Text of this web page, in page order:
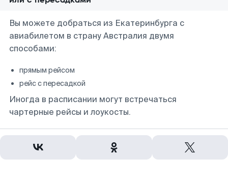
Вы можете добраться из Екатеринбурга с
авиабилетом в страну Австралия двумя
способами:
прямым рейсом
рейс с пересадкой
Иногда в расписании могут встречаться
чартерные рейсы и лоукосты.